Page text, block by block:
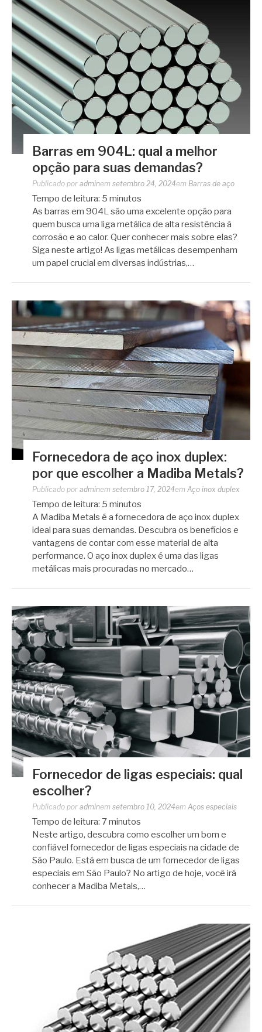
Barras em 904L: qual a melhor
opção para suas demandas?
Publicado por adminem setembro 24, 2024em Barras de aço
Tempo de leitura: 5 minutos
As barras em 904L são uma excelente opção para
quem busca uma liga metálica de alta resistência à
corrosão e ao calor. Quer conhecer mais sobre elas?
Siga neste artigo! As ligas metálicas desempenham
um papel crucial em diversas indústrias,…
Fornecedora de aço inox duplex:
por que escolher a Madiba Metals?
Publicado por adminem setembro 17, 2024em Aço inox duplex
Tempo de leitura: 5 minutos
A Madiba Metals é a fornecedora de aço inox duplex
ideal para suas demandas. Descubra os benefícios e
vantagens de contar com esse material de alta
performance. O aço inox duplex é uma das ligas
metálicas mais procuradas no mercado…
Fornecedor de ligas especiais: qual
escolher?
Publicado por adminem setembro 10, 2024em Aços especiais
Tempo de leitura: 7minutos
Neste artigo, descubra como escolher um bom e
confiável fornecedor de ligas especiais na cidade de
São Paulo. Está em busca de um fornecedor de ligas
especiais em São Paulo? No artigo de hoje, você irá
conhecer a Madiba Metals,…